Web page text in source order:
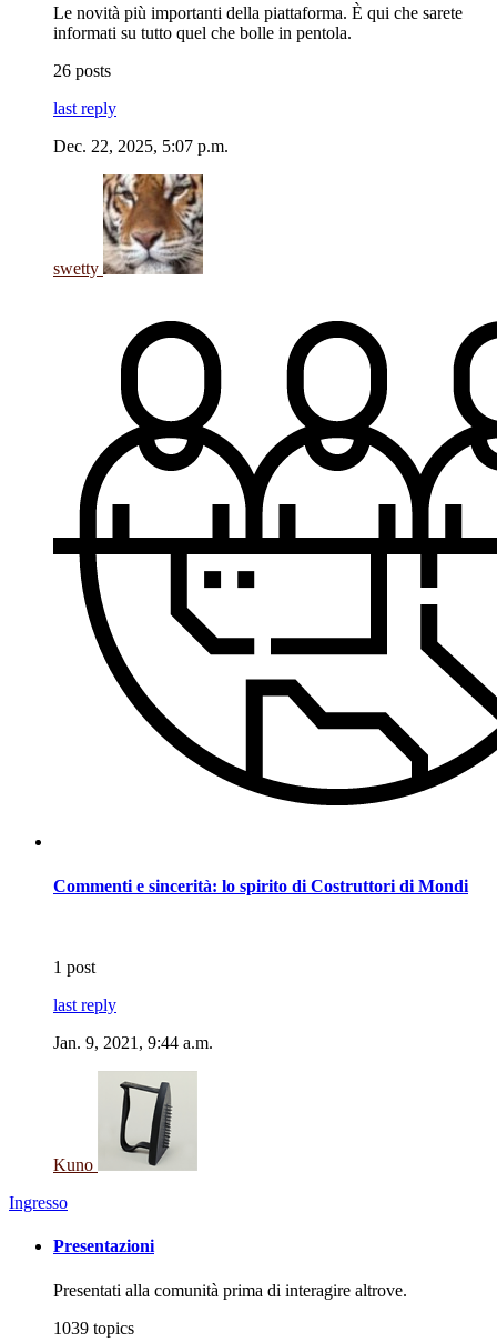
Le novità più importanti della piattaforma. È qui che sarete
informati su tutto quel che bolle in pentola.
26 posts
last reply
Dec. 22, 2025, 5:07 p.m.
swetty
Commenti e sincerità: lo spirito di Costruttori di Mondi
1 post
last reply
Jan. 9, 2021, 9:44 a.m.
Kuno
Ingresso
Presentazioni
Presentati alla comunità prima di interagire altrove.
1039 topics